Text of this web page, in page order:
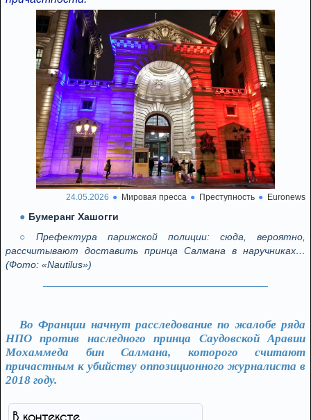
24.05.2026 Мировая пресса Преступность Euronews
Бумеранг Хашогги
Префектура парижской полиции: сюда, вероятно,
рассчитывают доставить принца Салмана в наручниках…
(Фото: «Nautilus»)
Во Франции начнут расследование по жалобе ряда
НПО против наследного принца Саудовской Аравии
Мохаммеда бин Салмана, которого считают
причастным к убийству оппозиционного журналиста в
2018 году.
В контексте